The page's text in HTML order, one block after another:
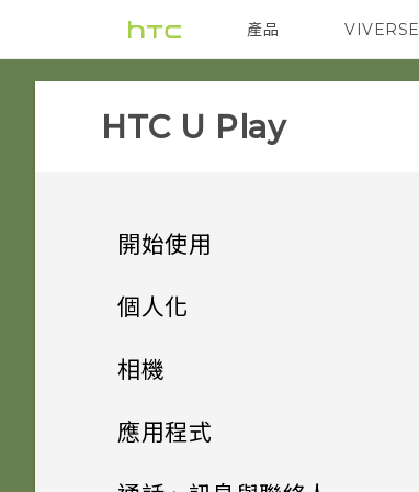
產品
VIVE 智能手機
VIVERSE
HTC U Play‎
開始使用
手機上的各種便利功能
豐富的音效
指紋感應器
個人化
主畫面配置與字型
新增或移除小工具面板
變更主畫面
相機
拍照和錄影
相機畫面
應用程式
安裝及移除應用程式